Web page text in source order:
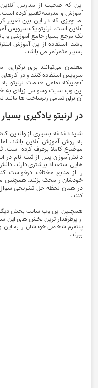
این که صحبت از مدارس
آموزش و مدرسه تغییر کرده است.
اما چیزی که در این بین تغییر
آنلاین است. لرنیتو یک سرویس
یک مرجع بسیار جامع آموزشی و
باشد. استفاده از این آموزش
بسیار مثمرثمر می باشد.
معلمان می‌توانند برای
سرویس استفاده کنند و در
آنجاییکه تمامی خدمات لرنیتو
این وب سایت وسواس زیادی به
آن برای تمامی زیرساخت ها
در لرنیتو یادگیری
شاید دغدغه بسیاری از والدین
به روش آموزش آنلاین باشد.
موضوع کاملاً برطرف کرده است.
دانش‌آموزان پس از ثبت نام
هایی استعداد بیشتری دارند.
را از منابع مختلف درخواست
خودشان را محک بزنند. همچنین
در همان لحظه حل تشریحی سوال
کنند.
همچنین این وب سایت بخش
از پرطرفدار ترین بخش های این
پلتفرم شخصی خودشان را به این
ببرند.